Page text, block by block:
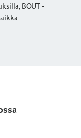
BOUT -